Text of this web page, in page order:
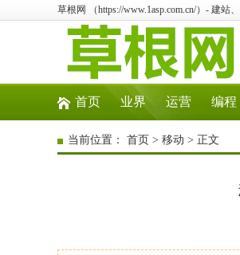
草根网 （https://www.1asp.com.cn/）- 建
首页 业界 运营 编程
当前位置： 首页 > 移动 > 正文